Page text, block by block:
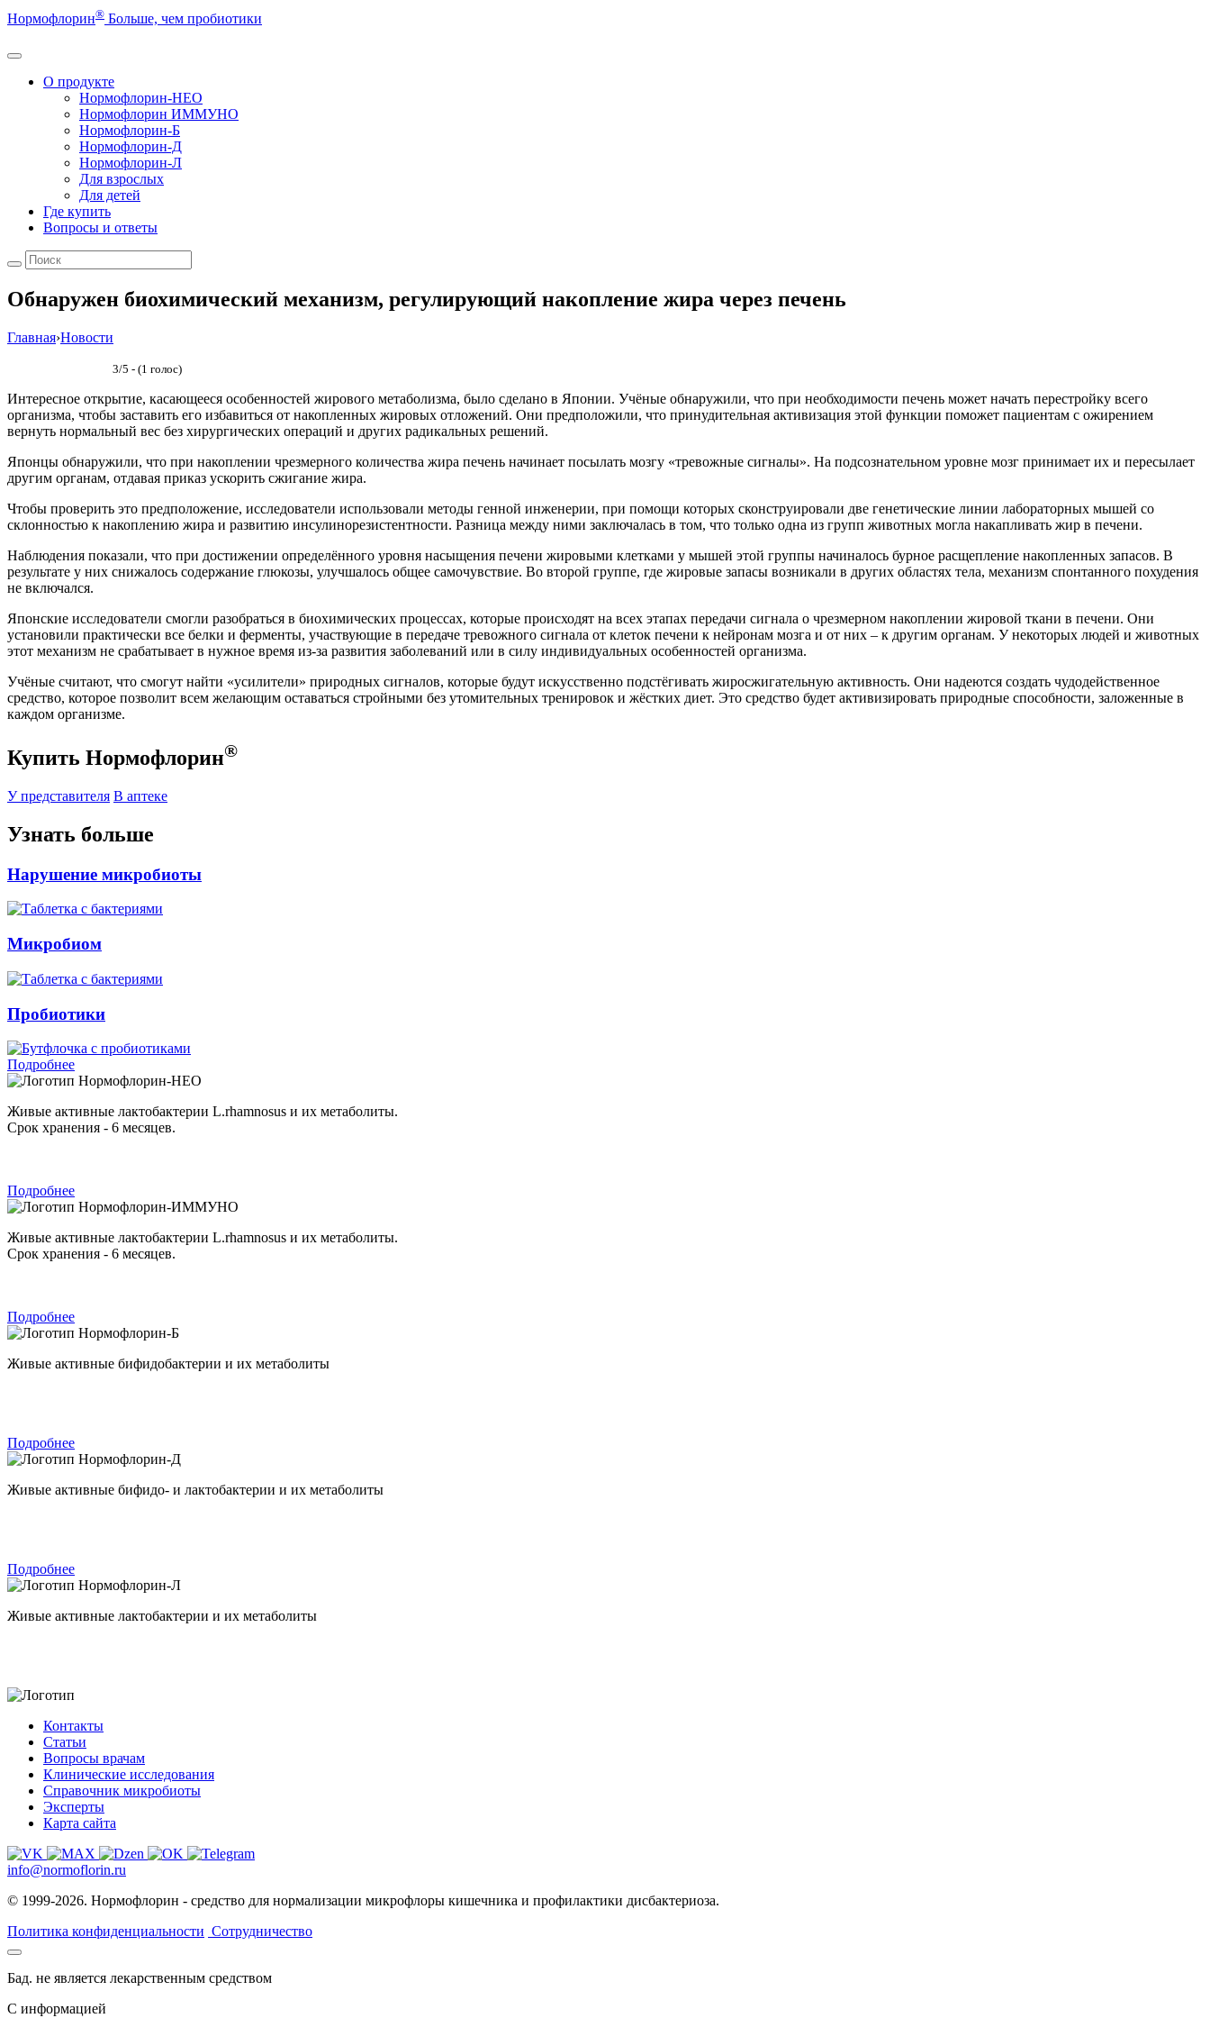
Нормофлорин® Больше, чем пробиотики
О продукте
Нормофлорин-НЕО
Нормофлорин ИММУНО
Нормофлорин-Б
Нормофлорин-Д
Нормофлорин-Л
Для взрослых
Для детей
Где купить
Вопросы и ответы
Обнаружен биохимический механизм, регулирующий накопление жира через печень
Главная›Новости
3/5 - (1 голос)
Интересное открытие, касающееся особенностей жирового метаболизма, было сделано в Японии. Учёные обнаружили, что при необходимости печень может начать перестройку всего
организма, чтобы заставить его избавиться от накопленных жировых отложений. Они предположили, что принудительная активизация этой функции поможет пациентам с ожирением
вернуть нормальный вес без хирургических операций и других радикальных решений.
Японцы обнаружили, что при накоплении чрезмерного количества жира печень начинает посылать мозгу «тревожные сигналы». На подсознательном уровне мозг принимает их и пересылает
другим органам, отдавая приказ ускорить сжигание жира.
Чтобы проверить это предположение, исследователи использовали методы генной инженерии, при помощи которых сконструировали две генетические линии лабораторных мышей со
склонностью к накоплению жира и развитию инсулинорезистентности. Разница между ними заключалась в том, что только одна из групп животных могла накапливать жир в печени.
Наблюдения показали, что при достижении определённого уровня насыщения печени жировыми клетками у мышей этой группы начиналось бурное расщепление накопленных запасов. В
результате у них снижалось содержание глюкозы, улучшалось общее самочувствие. Во второй группе, где жировые запасы возникали в других областях тела, механизм спонтанного похудения
не включался.
Японские исследователи смогли разобраться в биохимических процессах, которые происходят на всех этапах передачи сигнала о чрезмерном накоплении жировой ткани в печени. Они
установили практически все белки и ферменты, участвующие в передаче тревожного сигнала от клеток печени к нейронам мозга и от них – к другим органам. У некоторых людей и животных
этот механизм не срабатывает в нужное время из-за развития заболеваний или в силу индивидуальных особенностей организма.
Учёные считают, что смогут найти «усилители» природных сигналов, которые будут искусственно подстёгивать жиросжигательную активность. Они надеются создать чудодейственное
средство, которое позволит всем желающим оставаться стройными без утомительных тренировок и жёстких диет. Это средство будет активизировать природные способности, заложенные в
каждом организме.
Купить Нормофлорин®
У представителя В аптеке
Узнать больше
Нарушение микробиоты
Микробиом
Пробиотики
Подробнее
Нормофлорин-НЕО
Живые активные лактобактерии L.rhamnosus и их метаболиты.
Срок хранения - 6 месяцев.
Подробнее
Нормофлорин-ИММУНО
Живые активные лактобактерии L.rhamnosus и их метаболиты.
Срок хранения - 6 месяцев.
Подробнее
Нормофлорин-Б
Живые активные бифидобактерии и их метаболиты
Подробнее
Нормофлорин-Д
Живые активные бифидо- и лактобактерии и их метаболиты
Подробнее
Нормофлорин-Л
Живые активные лактобактерии и их метаболиты
Контакты
Статьи
Вопросы врачам
Клинические исследования
Справочник микробиоты
Эксперты
Карта сайта
info@normoflorin.ru
© 1999-2026. Нормофлорин - средство для нормализации микрофлоры кишечника и профилактики дисбактериоза.
Политика конфиденциальности Сотрудничество
Бад. не является лекарственным средством
C информацией